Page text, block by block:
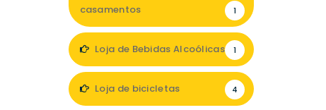
casamentos 1
Loja de Bebidas Alcoólicas 1
Loja de bicicletas 4